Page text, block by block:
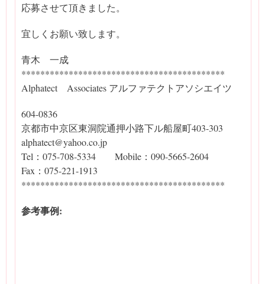
応募させて頂きました。
宜しくお願い致します。
青木 一成
*******************************************
Alphatect Associates アルファテクトアソシエイツ
604-0836
京都市中京区東洞院通押小路下ル船屋町403-303
alphatect@yahoo.co.jp
Tel：075-708-5334 Mobile：090-5665-2604
Fax：075-221-1913
*******************************************
参考事例: